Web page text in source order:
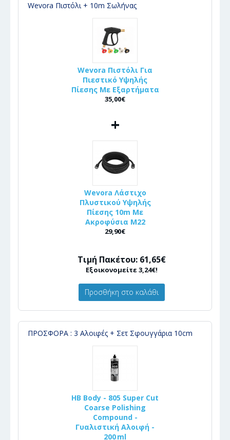
Wevora Πιστόλι + 10m Σωλήνας
Wevora Πιστόλι Για
Πιεστικό Υψηλής
Πίεσης Με Εξαρτήματα
35,00€
+
Wevora Λάστιχο
Πλυστικού Υψηλής
Πίεσης 10m Με
Ακροφύσια Μ22
29,90€
Τιμή Πακέτου: 61,65€
Εξοικονομείτε 3,24€!
Προσθήκη στο καλάθι
ΠΡΟΣΦΟΡΑ : 3 Αλοιφές + Σετ Σφουγγάρια 10cm
HB Body - 805 Super Cut
Coarse Polishing
Compound -
Γυαλιστική Αλοιφή -
200 ml